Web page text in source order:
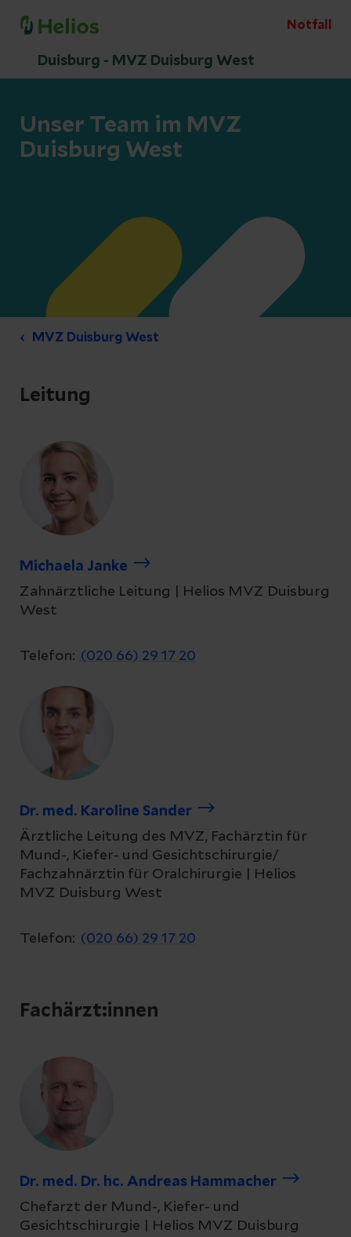
Notfall
Duisburg - MVZ Duisburg West
Unser Team im MVZ
Duisburg West
MVZ Duisburg West
Leitung
Michaela Janke
Zahnärztliche Leitung | Helios MVZ Duisburg
West
Telefon: (020 66) 29 17 20
Dr. med. Karoline Sander
Ärztliche Leitung des MVZ, Fachärztin für
Mund-, Kiefer- und Gesichtschirurgie/
Fachzahnärztin für Oralchirurgie | Helios
MVZ Duisburg West
Telefon: (020 66) 29 17 20
Fachärzt:innen
Dr. med. Dr. hc. Andreas Hammacher
Chefarzt der Mund-, Kiefer- und
Gesichtschirurgie | Helios MVZ Duisburg